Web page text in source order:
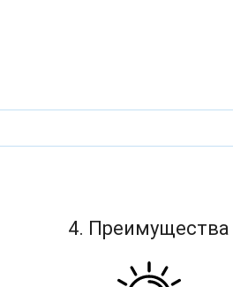
4. Преимущества